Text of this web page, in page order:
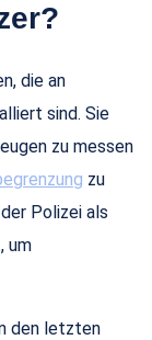
die an
sind. Sie
zu messen
zu
Polizei als
um
den letzten